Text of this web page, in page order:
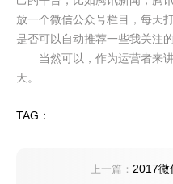
放一个微信公众号栏目，每天
是否可以自动推荐一些我关注
当然可以，作为运营者来讲
天。
TAG：
上一篇： 2017微